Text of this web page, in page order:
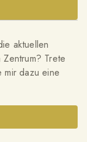
aktuellen
Trete
mir dazu eine